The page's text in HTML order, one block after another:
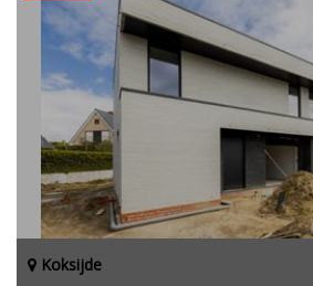
Koksijde